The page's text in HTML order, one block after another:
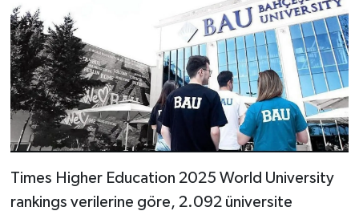
Times Higher Education 2025 World University
rankings verilerine göre, 2.092 üniversite